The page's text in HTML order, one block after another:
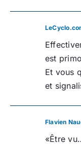
est
Et vous
et
Flavien
«Être